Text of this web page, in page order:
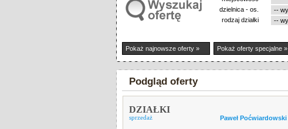
dzielnica - os.
rodzaj działki
Pokaż najnowsze oferty » Pokaż oferty specjalne »
Podgląd oferty
DZIAŁKI
sprzedaż
Paweł Poćwiardowski